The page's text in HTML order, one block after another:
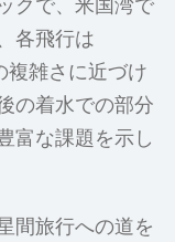
クで、米国湾で
各飛行は
雑さに近づけ
の着水での部分
富な課題を示し
間旅行への道を